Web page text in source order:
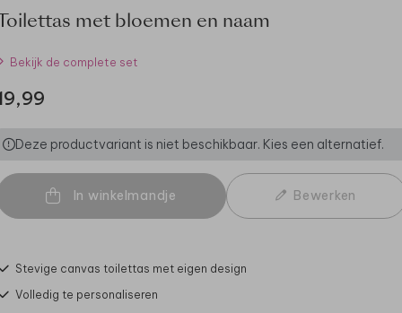
met bloemen en naam
Bekijk de complete set
Deze productvariant is niet beschikbaar. Kies een alternatief.
In winkelmandje Bewerken
Stevige canvas toilettas met eigen design
Volledig te personaliseren